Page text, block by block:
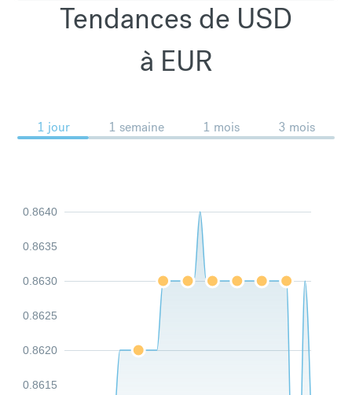
Tendances de USD
à EUR
1 jour 1 semaine 1 mois 3 mois
0.8615
0.8620
0.8625
0.8630
0.8635
0.8640